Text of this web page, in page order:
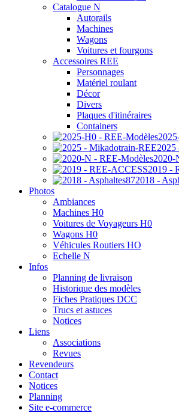
Catalogue N
Autorails
Machines
Wagons
Voitures et fourgons
Accessoires REE
Personnages
Matériel roulant
Décor
Divers
Plaques d'itinéraires
Containers
2025
2020-
2019 -
2018 -
Photos
Ambiances
Machines H0
Voitures de Voyageurs H0
Wagons H0
Véhicules Routiers HO
Echelle N
Infos
Planning de livraison
Historique des modèles
Fiches Pratiques DCC
Trucs et astuces
Notices
Liens
Associations
Revues
Revendeurs
Contact
Notices
Planning
Site e-commerce